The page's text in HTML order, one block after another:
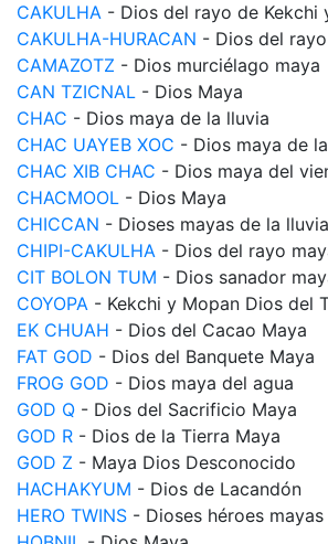
CAKULHA - Dios del rayo de Kekchi
CAKULHA-HURACAN - Dios del
CAMAZOTZ - Dios murciélago maya
CAN TZICNAL - Dios Maya
CHAC - Dios maya de la lluvia
CHAC UAYEB XOC - Dios maya de
CHAC XIB CHAC - Dios maya del
CHACMOOL - Dios Maya
CHICCAN - Dioses mayas de la lluvia
CHIPI-CAKULHA - Dios del rayo
CIT BOLON TUM - Dios sanador
COYOPA - Kekchi y Mopan Dios del
EK CHUAH - Dios del Cacao Maya
FAT GOD - Dios del Banquete Maya
FROG GOD - Dios maya del agua
GOD Q - Dios del Sacrificio Maya
GOD R - Dios de la Tierra Maya
GOD Z - Maya Dios Desconocido
HACHAKYUM - Dios de Lacandón
HERO TWINS - Dioses héroes mayas